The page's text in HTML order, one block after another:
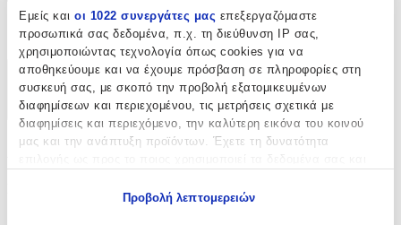
Εμείς και οι 1022 συνεργάτες μας επεξεργαζόμαστε
προσωπικά σας δεδομένα, π.χ. τη διεύθυνση IP σας,
χρησιμοποιώντας τεχνολογία όπως cookies για να
αποθηκεύουμε και να έχουμε πρόσβαση σε πληροφορίες στη
συσκευή σας, με σκοπό την προβολή εξατομικευμένων
διαφημίσεων και περιεχομένου, τις μετρήσεις σχετικά με
διαφημίσεις και περιεχόμενο, την καλύτερη εικόνα του κοινού
μας και την ανάπτυξη προϊόντων. Έχετε τη δυνατότητα
Προβολή λεπτομερειών
Νηπιαγωγείου
Χαρακτηριστικά
+
Χαρακτηριστικά